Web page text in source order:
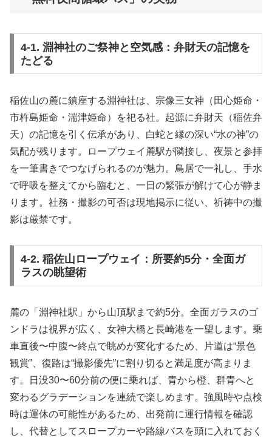
4-1. 淵神社のご祭神と空気感：弁財天の記憶を
たどる
稲佐山の麓に鎮座する淵神社は、宗像三女神（田心姫命・
市杵島姫命・湍津姫命）を祀る社。起源に弁財天（稲佐弁
天）の記憶を引く伝承があり、白蛇と縁の深い“水の神”の
気配が残ります。ロープウェイ麓駅が隣接し、夜景と参拝
を一筆書きでつなげられるのが魅力。鳥居で一礼し、手水
で呼吸を整えてから臨むと、一日の緊張が解けて心が静ま
ります。社務・撮影の可否は現地掲示に従い、祈祷中の撮
影は厳禁です。
4-2. 稲佐山ロープウェイ：所要約5分・全面ガ
ラスの眺望術
麓の「淵神社駅」から山頂駅まで約5分。全面ガラスのゴ
ンドラは視界が広く、女神大橋と長崎港を一望します。乗
車直後〜中腹〜終点で眺めが変化するため、片道は“景色
観賞”、復路は“撮影優先”に割り切ると満足度が高まりま
す。日没30〜60分前の便に乗れば、青から橙、群青へと
変わるグラデーションを連続で楽しめます。強風時や点検
時は運休の可能性があるため、出発前に運行情報を確認
し、代替としてスロープカーや路線バスを頭に入れておく